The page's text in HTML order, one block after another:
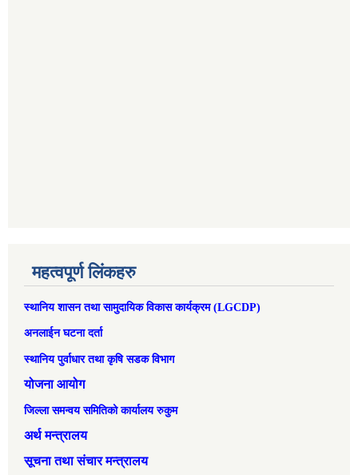
महत्वपूर्ण लिंकहरु
स्थानिय शासन तथा सामुदायिक विकास कार्यक्रम (LGCDP)
अनलाईन घटना दर्ता
स्थानिय पुर्वाधार तथा कृषि सडक विभाग
योजना आयोग
जिल्ला समन्वय समितिको कार्यालय रुकुम
अर्थ मन्त्रालय
सूचना तथा संचार मन्त्रालय